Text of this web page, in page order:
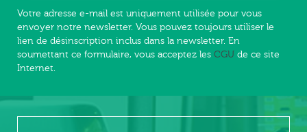
Votre adresse e-mail est uniquement utilisée pour vous
envoyer notre newsletter. Vous pouvez toujours utiliser le
lien de désinscription inclus dans la newsletter. En
soumettant ce formulaire, vous acceptez les CGU de ce site
Internet.